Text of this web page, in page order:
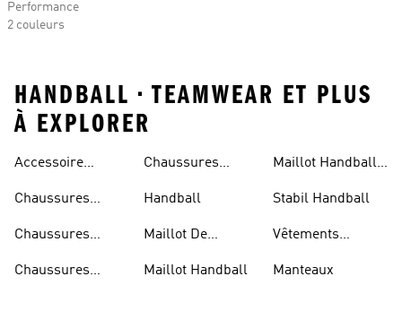
Performance
2 couleurs
HANDBALL • TEAMWEAR ET PLUS
À EXPLORER
Accessoire
Chaussures
Chaussures
Chaussures
Chaussures
Handball
Maillot De
Maillot Handball
Maillot Handball
Stabil Handball
Vêtements
Manteaux